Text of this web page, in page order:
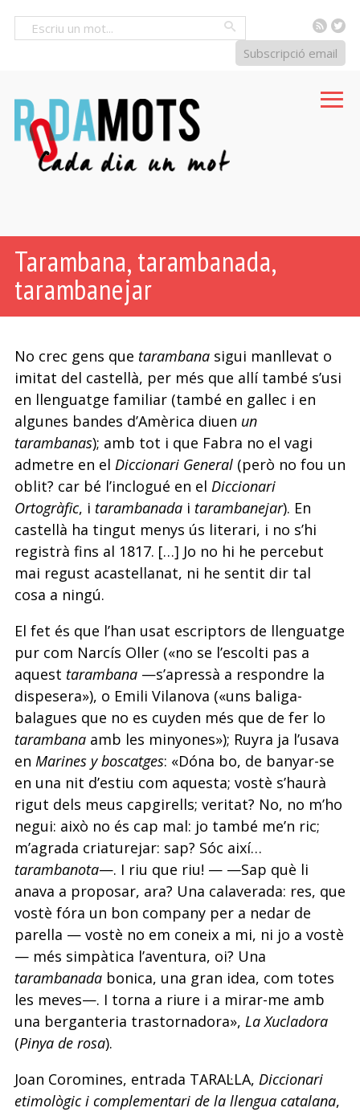
RSS
Subscripció email
Tarambana, tarambanada,
tarambanejar
No crec gens que tarambanasigui manllevat o
imitat del castellà, per més que allí també s’usi
en llenguatge familiar (també en gallec i en
algunes bandes d’Amèrica diuen un
tarambanas); amb tot i que Fabra no el vagi
admetre en el Diccionari General(però no fou un
oblit? car bé l’inclogué en el Diccionari
Ortogràfic, i tarambanadai tarambanejar). En
castellà ha tingut menys ús literari, i no s’hi
registrà fins al 1817. […] Jo no hi he percebut
mai regust acastellanat, ni he sentit dir tal
cosa a ningú.
El fet és que l’han usat escriptors de llenguatge
pur com Narcís Oller («no se l’escolti pas a
aquest tarambana—s’apressà a respondre la
dispesera»), o Emili Vilanova («uns baliga-
balagues que no es cuyden més que de fer lo
tarambanaamb les minyones»); Ruyra ja l’usava
en Marines y boscatges: «Dóna bo, de banyar-se
en una nit d’estiu com aquesta; vostè s’haurà
rigut dels meus capgirells; veritat? No, no m’ho
negui: això no és cap mal: jo també me’n ric;
m’agrada criaturejar: sap? Sóc així…
tarambanota—. I riu que riu! — —Sap què li
anava a proposar, ara? Una calaverada: res, que
vostè fóra un bon company per a nedar de
parella — vostè no em coneix a mi, ni jo a vostè
— més simpàtica l’aventura, oi? Una
tarambanadabonica, una gran idea, com totes
les meves—. I torna a riure i a mirar-me amb
una berganteria trastornadora», La Xucladora
(Pinya de rosa).
Joan Coromines, entrada TARAL·LA, Diccionari
etimològic i complementari de la llengua catalana,